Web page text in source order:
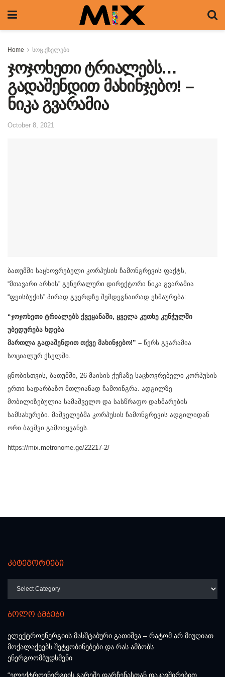
Home სოც.ქსელები
ჯოჯოხეთი ტრიალებს…
გადაშენდით მახინჯებო! –
ნიკა გვარამია
October 8, 2021
ბათუმში საცხოვრებელი კორპუსის ჩამონგრევის ფაქტს,
“მთავარი არხის” გენერალური დირექტორი ნიკა გვარამია
“ფეისბუქის” პირად გვერდზე შემდეგნაირად ეხმაურება:
“ჯოჯოხეთი ტრიალებს ქვეყანაში, ყველა კუთხე კუნჭულში
უბედურება ხდება
მართლა გადაშენდით თქვე მახინჯებო!” – წერს გვარამია
სოციალურ ქსელში.
ცნობისთვის, ბათუმში, 26 მაისის ქუჩაზე საცხოვრებელი კორპუსის
ერთი სადარბაზო მთლიანად ჩამოინგრა. ადგილზე
მობილიზებულია სამაშველო და სასწრაფო დახმარების
სამსახურები. მაშველებმა კორპუსის ჩამონგრევის ადგილიდან
ორი ბავშვი გამოიყვანეს.
https://mix.metronome.ge/22217-2/
კატეგორიები
ბოლო ამბები
ელექტროენერგიის მასშტაბური გათიშვა – რატომ არ მიუღიათ
მოქალაქეებს შეტყობინებები და რას ამბობს
ენერგოომბუდსმენი
“ელექტროენერგიის გარეშე დარჩენასთან დაკავშირებით